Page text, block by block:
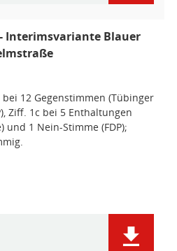
Interimsvariante Blauer
12 Gegenstimmen (Tübinger
Ziff. 1c bei 5 Enthaltungen
und 1 Nein-Stimme (FDP);